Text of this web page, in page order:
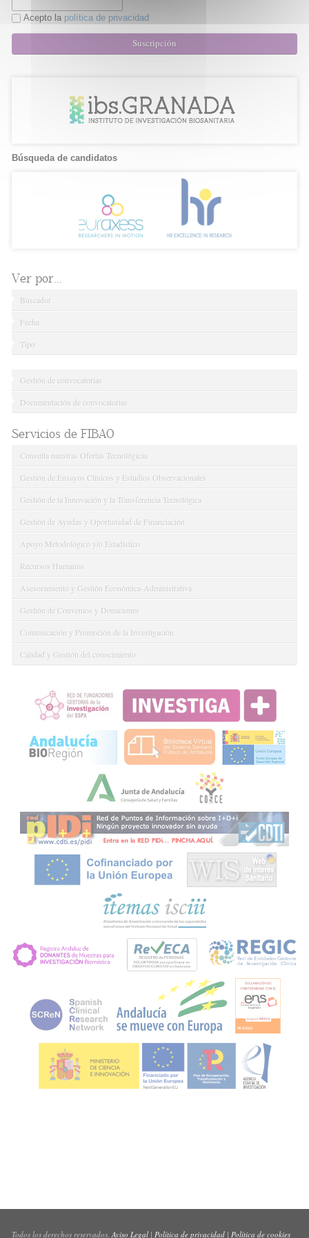
Acepto la política de privacidad
Suscripción
Búsqueda de candidatos
Ver por...
Buscador
Fecha
Tipo
Gestión de convocatorias
Documentación de convocatorias
Servicios de FIBAO
Consulta nuestras Ofertas Tecnológicas
Gestión de Ensayos Clínicos y Estudios Observacionales
Gestión de la Innovación y la Transferencia Tecnológica
Gestión de Ayudas y Oportunidad de Financiación
Apoyo Metodológico y/o Estadístico
Recursos Humanos
Asesoramiento y Gestión Económica-Administrativa
Gestión de Convenios y Donaciones
Comunicación y Promoción de la Investigación
Calidad y Gestión del conocimiento
Todos los derechos reservados.Aviso Legal| Política de privacidad| Política de cookies